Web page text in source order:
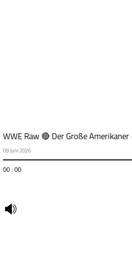
WWE Raw 🔴 Der Große
09 Juni 2026
00 : 00